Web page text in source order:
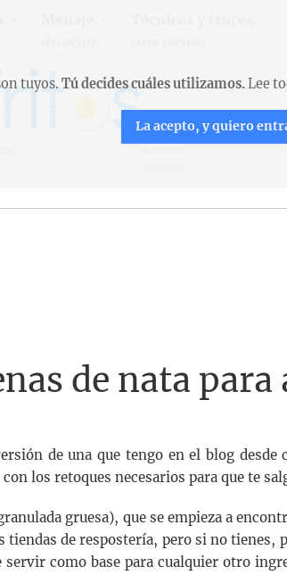
de nata para
de una que tengo en el blog
los retoques necesarios para que te
gruesa), que se empieza a
tiendas de respostería, pero si no tienes,
servir como base para cualquier otro
tuyos. Tú decides cuáles utilizamos.Lee
La acepto, y quiero